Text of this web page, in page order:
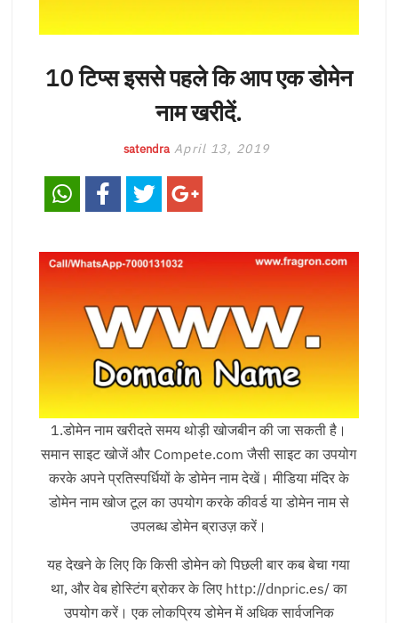
10 टिप्स इससे पहले कि आप एक डोमेन
नाम खरीदें.
satendra April 13, 2019
1.डोमेन नाम खरीदते समय थोड़ी खोजबीन की जा सकती है।
समान साइट खोजें और Compete.com जैसी साइट का उपयोग
करके अपने प्रतिस्पर्धियों के डोमेन नाम देखें। मीडिया मंदिर के
डोमेन नाम खोज टूल का उपयोग करके कीवर्ड या डोमेन नाम से
उपलब्ध डोमेन ब्राउज़ करें।
यह देखने के लिए कि किसी डोमेन को पिछली बार कब बेचा गया
था, और वेब होस्टिंग ब्रोकर के लिए http://dnpric.es/ का
उपयोग करें। एक लोकप्रिय डोमेन में अधिक सार्वजनिक